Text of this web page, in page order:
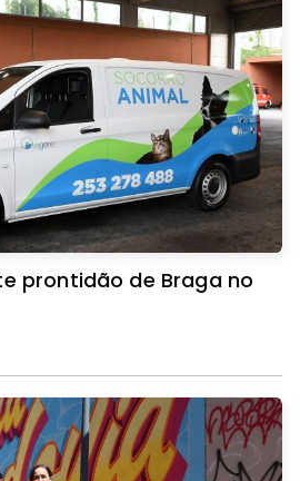
prontidão de Braga no